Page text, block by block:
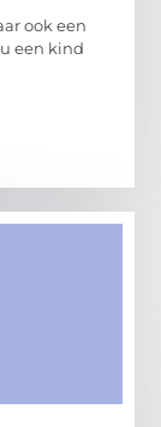
ook een
een kind